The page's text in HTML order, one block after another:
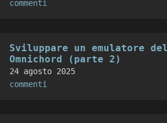
commenti
Sviluppare un emulatore
Omnichord (parte 2)
24 agosto 2025
commenti